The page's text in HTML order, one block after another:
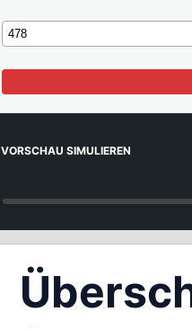
VORSCHAU SIMULIEREN